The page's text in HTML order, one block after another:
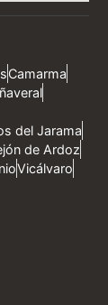
Camarma
del Jarama
de Ardoz
Vicálvaro